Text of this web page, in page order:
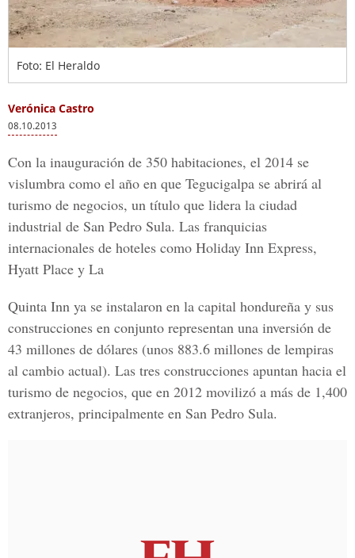
Foto: El Heraldo
Verónica Castro
08.10.2013
Con la inauguración de 350 habitaciones, el 2014 se
vislumbra como el año en que Tegucigalpa se abrirá al
turismo de negocios, un título que lidera la ciudad
industrial de San Pedro Sula. Las franquicias
internacionales de hoteles como Holiday Inn Express,
Hyatt Place y La
Quinta Inn ya se instalaron en la capital hondureña y sus
construcciones en conjunto representan una inversión de
43 millones de dólares (unos 883.6 millones de lempiras
al cambio actual). Las tres construcciones apuntan hacia el
turismo de negocios, que en 2012 movilizó a más de 1,400
extranjeros, principalmente en San Pedro Sula.